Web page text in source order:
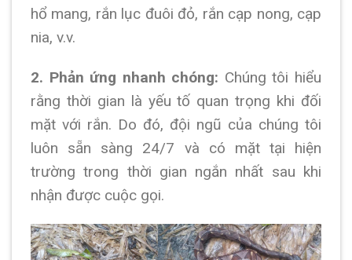
hổ mang, rắn lục đuôi đỏ, rắn cạp nong, cạp
nia, v.v.
2. Phản ứng nhanh chóng: Chúng tôi hiểu
rằng thời gian là yếu tố quan trọng khi đối
mặt với rắn. Do đó, đội ngũ của chúng tôi
luôn sẵn sàng 24/7 và có mặt tại hiện
trường trong thời gian ngắn nhất sau khi
nhận được cuộc gọi.